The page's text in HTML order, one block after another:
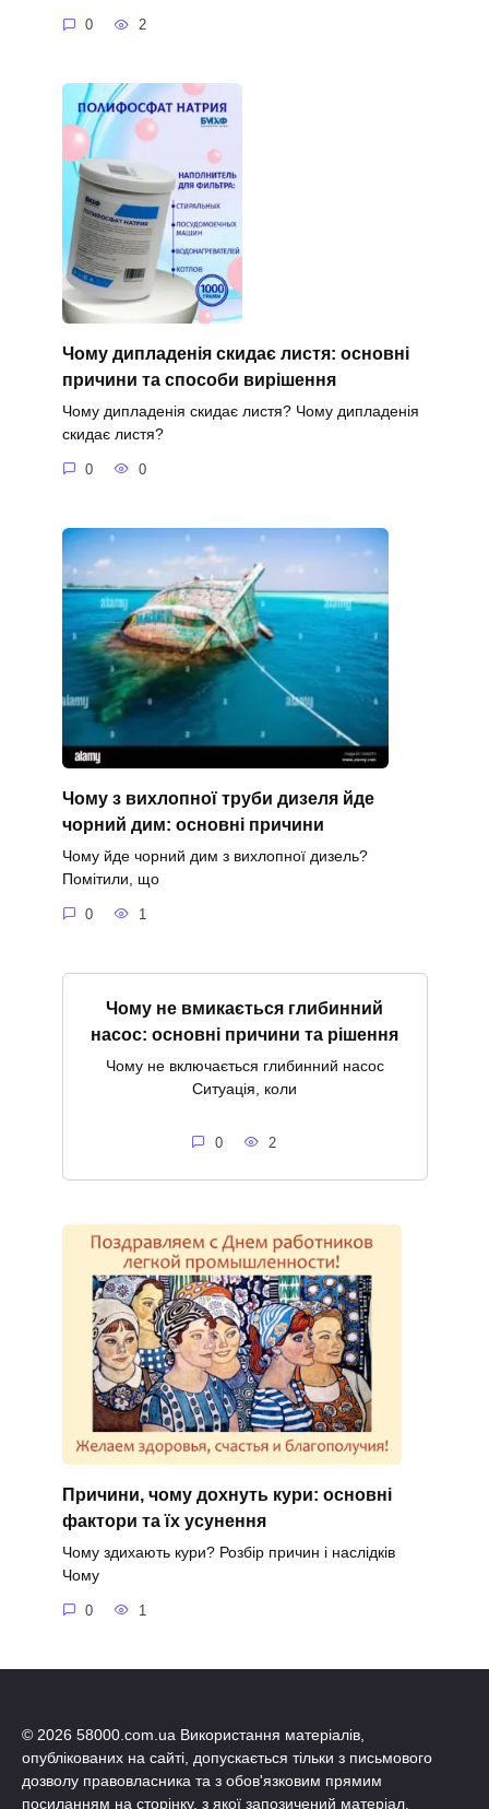
0 2
Чому дипладенія скидає листя: основні
причини та способи вирішення
Чому дипладенія скидає листя? Чому дипладенія
скидає листя?
0 0
Чому з вихлопної труби дизеля йде
чорний дим: основні причини
Чому йде чорний дим з вихлопної дизель?
Помітили, що
0 1
Чому не вмикається глибинний
насос: основні причини та рішення
Чому не включається глибинний насос
Ситуація, коли
0 2
Причини, чому дохнуть кури: основні
фактори та їх усунення
Чому здихають кури? Розбір причин і наслідків
Чому
0 1
© 2026 58000.com.ua Використання матеріалів,
опублікованих на сайті, допускається тільки з письмового
дозволу правовласника та з обов'язковим прямим
посиланням на сторінку, з якої запозичений матеріал.